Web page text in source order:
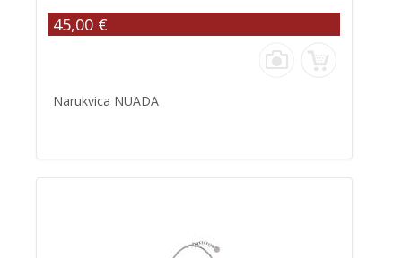
45,00 €
Narukvica NUADA